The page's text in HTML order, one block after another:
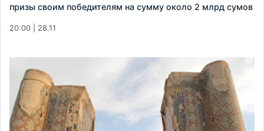
призы своим победителям на сумму около 2 млрд сумов
20:00 | 28.11